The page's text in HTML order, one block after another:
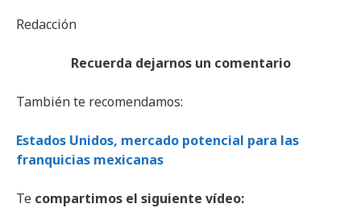
Redacción
Recuerda dejarnos un comentario
También te recomendamos:
Estados Unidos, mercado potencial para las
franquicias mexicanas
Te compartimos el siguiente vídeo: